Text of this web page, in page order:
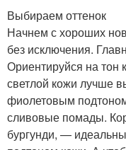
Выбираем оттенок
Начнем с хороших
без исключения.
Ориентируйся на тон
светлой кожи лучше
фиолетовым
сливовые помады.
бургунди, —